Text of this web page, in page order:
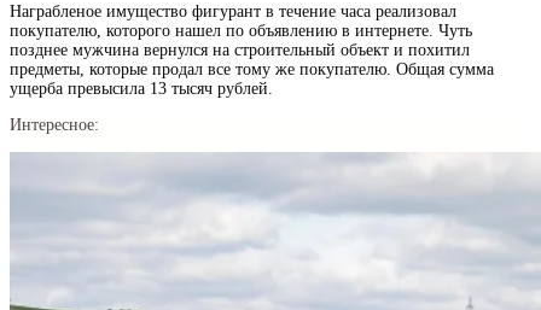
Награбленое имущество фигурант в течение часа реализовал
покупателю, которого нашел по объявлению в интернете. Чуть
позднее мужчина вернулся на строительный объект и похитил
предметы, которые продал все тому же покупателю. Общая сумма
ущерба превысила 13 тысяч рублей.
Интересное: